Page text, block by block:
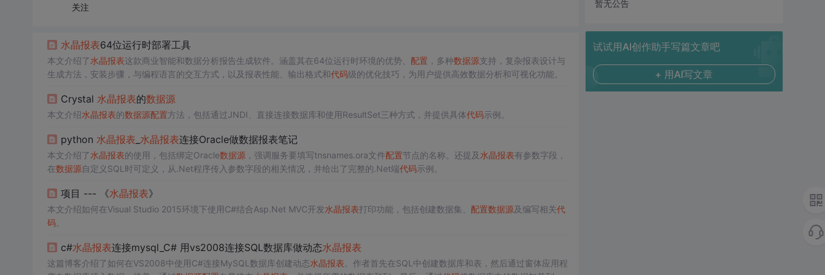
关注
水晶报表64位运行时部署工具
本文介绍了水晶报表这款商业智能和数据分析报告生成软件。涵盖其在64位运行时环境的优势、 配置 ，多种数据源支持，复杂报表设计与
生成方法，安装步骤，与编程语言的交互方式，以及报表性能、输出格式和代码级的优化技巧，为用户提供高效数据分析和可视化功能。
Crystal 水晶报表的数据源
本文介绍水晶报表的数据源配置方法，包括通过JNDI、直接连接数据库和使用ResultSet三种方式，并提供具体代码示例。
python 水晶报表 水晶报表连接Oracle做数据报表笔记
本文介绍了水晶报表的使用，包括绑定Oracle数据源，强调服务要填写tnsnames.ora文件配置节点的名称。还提及 水晶报表有参数字段，
在数据源自定义SQL时可定义，从.Net程序传入参数字段的相关情况，并给出了完整的.Net端代码示例。
项目 --- 《水晶报表》
本文介绍如何在Visual Studio 2015环境下使用C#结合Asp.Net MVC开发水晶报表打印功能，包括创建数据集、 配置数据源及编写相关代
码。
c#水晶报表连接mysql_C# 用vs2008连接SQL数据库做动态水晶报表
这篇博客介绍了如何在VS2008中使用C#连接MySQL数据库创建动态水晶报表 。作者首先在SQL中创建数据库和表，然后通过窗体应用程
暂无公告
试试用AI创作助手写篇文章吧
+ 用AI写文章